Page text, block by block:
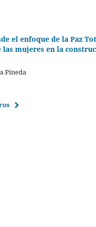
el enfoque de la Paz
mujeres en la
Pineda